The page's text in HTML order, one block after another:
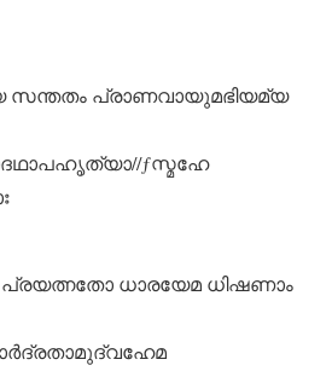
സന്തതം പ്രാണവായുമഭിയമ്യ
ƒസ്മഹേ
ധാരയേമ ധിഷണാം